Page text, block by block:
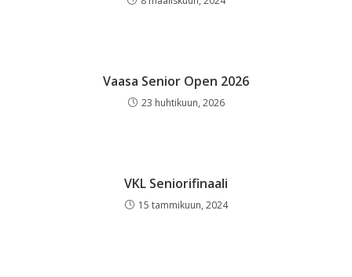
Vaasa Senior Open 2026
23 huhtikuun, 2026
VKL Seniorifinaali
15 tammikuun, 2024